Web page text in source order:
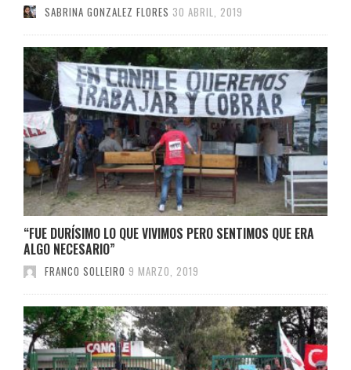
SABRINA GONZALEZ FLORES 30 ABRIL, 2019
“FUE DURÍSIMO LO QUE VIVIMOS PERO SENTIMOS QUE ERA
ALGO NECESARIO”
FRANCO SOLLEIRO 9 MARZO, 2019